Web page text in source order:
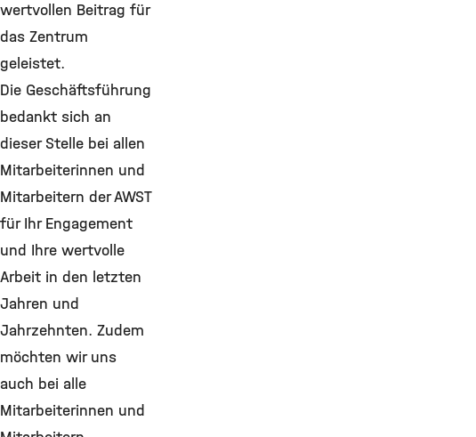
wertvollen Beitrag für
das Zentrum
geleistet.
Die Geschäftsführung
bedankt sich an
dieser Stelle bei allen
Mitarbeiterinnen und
Mitarbeitern der AWST
für Ihr Engagement
und Ihre wertvolle
Arbeit in den letzten
Jahren und
Jahrzehnten. Zudem
möchten wir uns
auch bei alle
Mitarbeiterinnen und